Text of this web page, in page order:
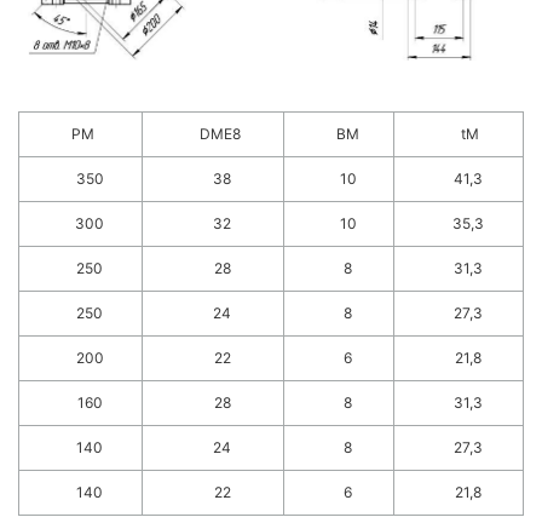
PM DME8 BM tM
350 38 10 41,3
300 32 10 35,3
250 28 8 31,3
250 24 8 27,3
200 22 6 21,8
160 28 8 31,3
140 24 8 27,3
140 22 6 21,8